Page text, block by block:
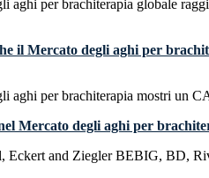
aghi per brachiterapia globale
il Mercato degli aghi per
aghi per brachiterapia mostri un
Mercato degli aghi per
Eckert and Ziegler BEBIG, BD,